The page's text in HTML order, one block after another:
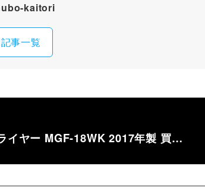
kaitori
記事一覧
イヤー MGF-18WK 2017年製 買…